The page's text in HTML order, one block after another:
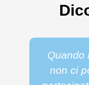
Quando
non ci